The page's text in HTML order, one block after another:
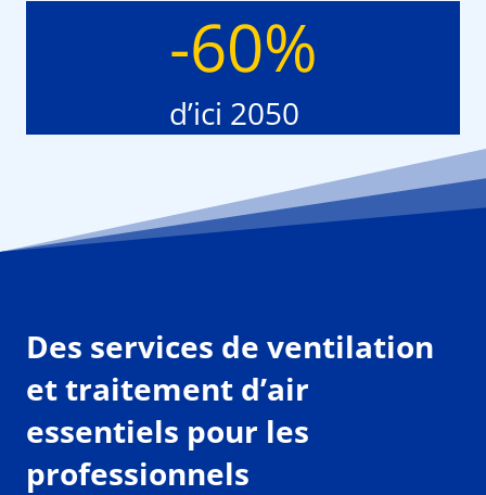
0
-60%
d’ici 2050
Des services de ventilation
et traitement d’air
essentiels pour les
professionnels